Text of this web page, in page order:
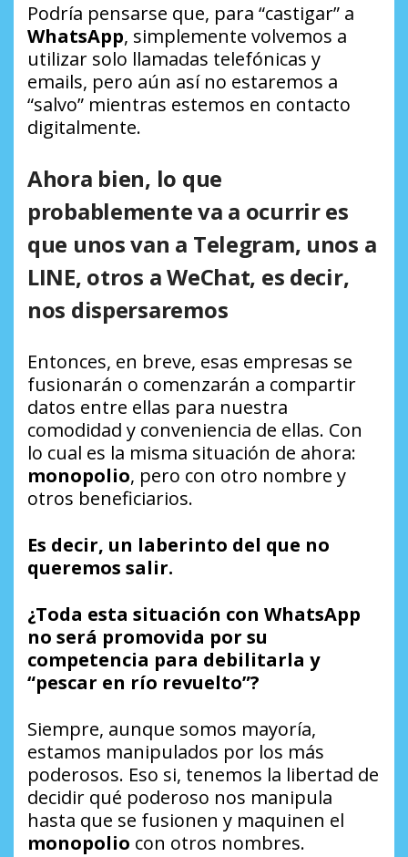
Podría pensarse que, para “castigar” a
WhatsApp, simplemente volvemos a
utilizar solo llamadas telefónicas y
emails, pero aún así no estaremos a
“salvo” mientras estemos en contacto
digitalmente.
Ahora bien, lo que
probablemente va a ocurrir es
que unos van a Telegram, unos a
LINE, otros a WeChat, es decir,
nos dispersaremos
Entonces, en breve, esas empresas se
fusionarán o comenzarán a compartir
datos entre ellas para nuestra
comodidad y conveniencia de ellas. Con
lo cual es la misma situación de ahora:
monopolio, pero con otro nombre y
otros beneficiarios.
Es decir, un laberinto del que no
queremos salir.
¿Toda esta situación con WhatsApp
no será promovida por su
competencia para debilitarla y
“pescar en río revuelto”?
Siempre, aunque somos mayoría,
estamos manipulados por los más
poderosos. Eso si, tenemos la libertad de
decidir qué poderoso nos manipula
hasta que se fusionen y maquinen el
monopolio con otros nombres.